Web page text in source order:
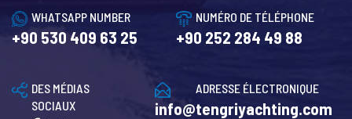
WHATSAPP NUMBER
+90 530 409 63 25
NUMÉRO DE TÉLÉPHONE
+90 252 284 49 88
ADRESSE ÉLECTRONIQUE
info@tengriyachting.com
DES MÉDIAS
SOCIAUX